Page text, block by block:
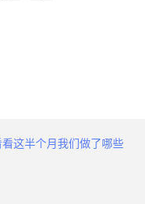
这半个月我们做了哪些